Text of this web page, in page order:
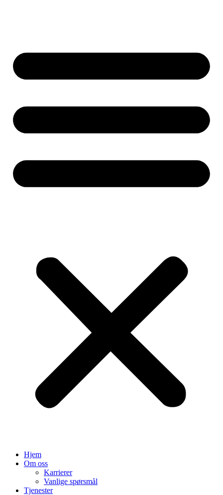
Hjem
Om oss
Karrierer
Vanlige spørsmål
Tjenester